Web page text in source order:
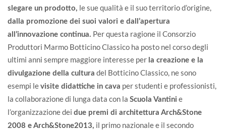
slegare un prodotto, le sue qualità e il suo territorio d’origine,
dalla promozione dei suoi valori e dall’apertura
all’innovazione continua. Per questa ragione il Consorzio
Produttori Marmo Botticino Classico ha posto nel corso degli
ultimi anni sempre maggiore interesse per la creazione e la
divulgazione della cultura del Botticino Classico, ne sono
esempi le visite didattiche in cava per studenti e professionisti,
la collaborazione di lunga data con la Scuola Vantini e
l’organizzazione dei due premi di architettura Arch&Stone
2008 e Arch&Stone2013, il primo nazionale e il secondo